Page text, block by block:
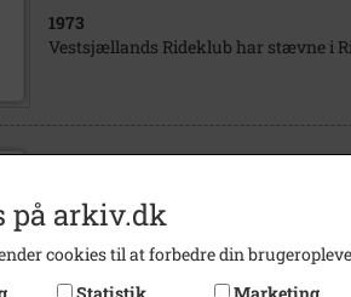
1973
Vestsjællands Rideklub har stævne i
Slagelse Rideklub
på arkiv.dk
cookies til at forbedre din